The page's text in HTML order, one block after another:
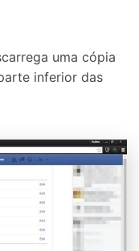
uma cópia
inferior das